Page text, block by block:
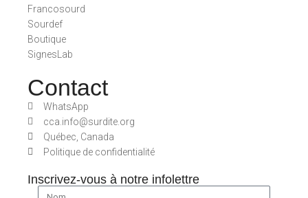
Francosourd
Sourdef
Boutique
SignesLab
Contact
WhatsApp
cca.info@surdite.org
Québec, Canada
Politique de confidentialité
Inscrivez-vous à notre infolettre